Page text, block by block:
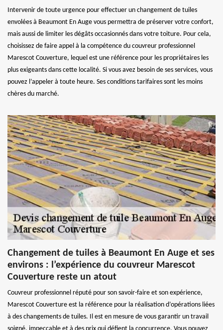
Intervenir de toute urgence pour effectuer un changement de tuiles
envolées à Beaumont En Auge vous permettra de préserver votre confort,
mais aussi de limiter les dégâts occasionnés dans votre toiture. Pour cela,
choisissez de faire appel à la compétence du couvreur professionnel
Marescot Couverture, lequel est une référence pour les propriétaires les
plus exigeants dans cette localité. Si vous avez besoin de ses services, vous
pouvez l’appeler à toute heure. Ses conditions tarifaires sont les moins
chères du marché.
Changement de tuiles à Beaumont En Auge et ses
environs : l’expérience du couvreur Marescot
Couverture reste un atout
Couvreur professionnel réputé pour son savoir-faire et son expérience,
Marescot Couverture est la référence pour la réalisation d’opérations liées
à des changements de tuiles. Il est en mesure de vous garantir un travail